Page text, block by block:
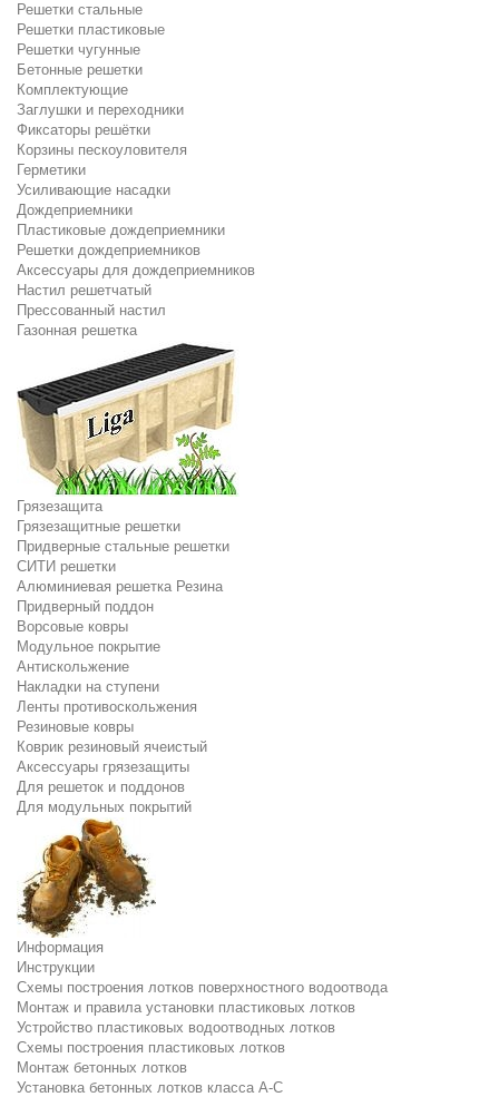
Решетки стальные
Решетки пластиковые
Решетки чугунные
Бетонные решетки
Комплектующие
Заглушки и переходники
Фиксаторы решётки
Корзины пескоуловителя
Герметики
Усиливающие насадки
Дождеприемники
Пластиковые дождеприемники
Решетки дождеприемников
Аксессуары для дождеприемников
Настил решетчатый
Прессованный настил
Газонная решетка
Грязезащита
Грязезащитные решетки
Придверные стальные решетки
СИТИ решетки
Алюминиевая решетка Резина
Придверный поддон
Ворсовые ковры
Модульное покрытие
Антискольжение
Накладки на ступени
Ленты противоскольжения
Резиновые ковры
Коврик резиновый ячеистый
Аксессуары грязезащиты
Для решеток и поддонов
Для модульных покрытий
Информация
Инструкции
Схемы построения лотков поверхностного водоотвода
Монтаж и правила установки пластиковых лотков
Устройство пластиковых водоотводных лотков
Схемы построения пластиковых лотков
Монтаж бетонных лотков
Установка бетонных лотков класса A-C